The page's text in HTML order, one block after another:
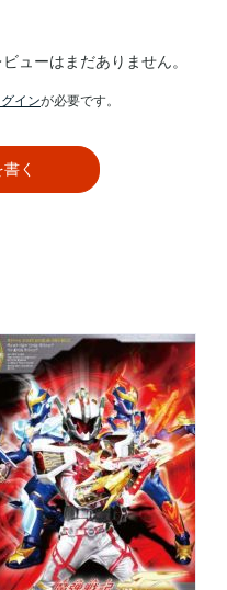
ューはまだありません。
グインが必要です。
く